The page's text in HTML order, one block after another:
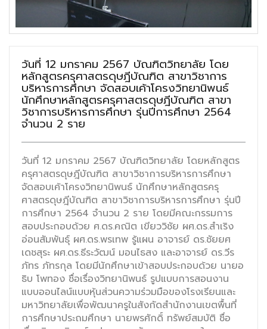
วันที่ 12 มกราคม 2567 บัณฑิตวิทยาลัย โดย
หลักสูตรครุศาสตรดุษฎีบัณฑิต สาขาวิชาการ
บริหารการศึกษา จัดสอบเค้าโครงวิทยานิพนธ์
นักศึกษาหลักสูตรครุศาสตรดุษฎีบัณฑิต สาขา
วิชาการบริหารการศึกษา รุ่นปีการศึกษา 2564
จำนวน 2 ราย
วันที่ 12 มกราคม 2567 บัณฑิตวิทยาลัย โดยหลักสูตร
ครุศาสตรดุษฎีบัณฑิต สาขาวิชาการบริหารการศึกษา
จัดสอบเค้าโครงวิทยานิพนธ์ นักศึกษาหลักสูตรครุ
ศาสตรดุษฎีบัณฑิต สาขาวิชาการบริหารการศึกษา รุ่นปี
การศึกษา 2564 จำนวน 2 ราย โดยมีคณะกรรมการ
สอบประกอบด้วย ศ.ดร.คณิต เขียววิชัย ผศ.ดร.สำเริง
อ่อนสัมพันธุ์ ผศ.ดร.พรเทพ รู้แผน อาจารย์ ดร.ชัยยศ
เดชสุระ ผศ.ดร.ธีระวัฒน์ มอนไธสง และอาจารย์ ดร.วีร
ภัทร ภัทรกุล โดยมีนักศึกษาเข้าสอบประกอบด้วย นายอ
ธิบ โพทอง ชื่อเรื่องวิทยานิพนธ์ รูปแบบการสอนงาน
แบบออนไลน์แบบหุ้นส่วนความร่วมมือของโรงเรียนและ
มหาวิทยาลัยเพื่อพัฒนาครูในสังกัดสำนักงานเขตพื้นที่
การศึกษาประถมศึกษา นายพรศักดิ์ ทรัพย์สมบัติ ชื่อ